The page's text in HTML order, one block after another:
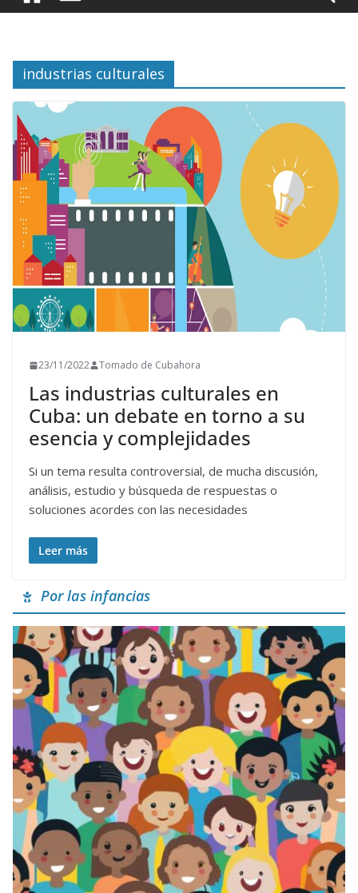
industrias culturales
23/11/2022 Tomado de Cubahora
Las industrias culturales en
Cuba: un debate en torno a su
esencia y complejidades
Si un tema resulta controversial, de mucha discusión,
análisis, estudio y búsqueda de respuestas o
soluciones acordes con las necesidades
Leer más
Por las infancias